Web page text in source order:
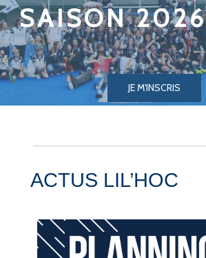
SAISON
JE M'INSCRIS
ACTUS LIL’HOC